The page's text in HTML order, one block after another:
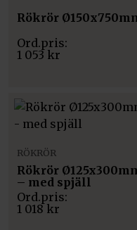
Rökrör
1 053 kr
RÖKRÖR
Rökrör
– med spjäll
1 018 kr